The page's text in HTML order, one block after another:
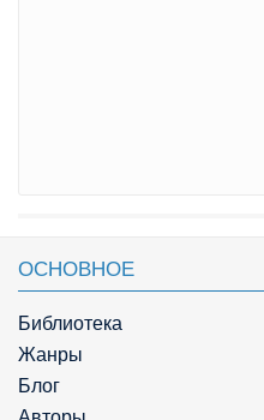
ОСНОВНОЕ
Библиотека
Жанры
Блог